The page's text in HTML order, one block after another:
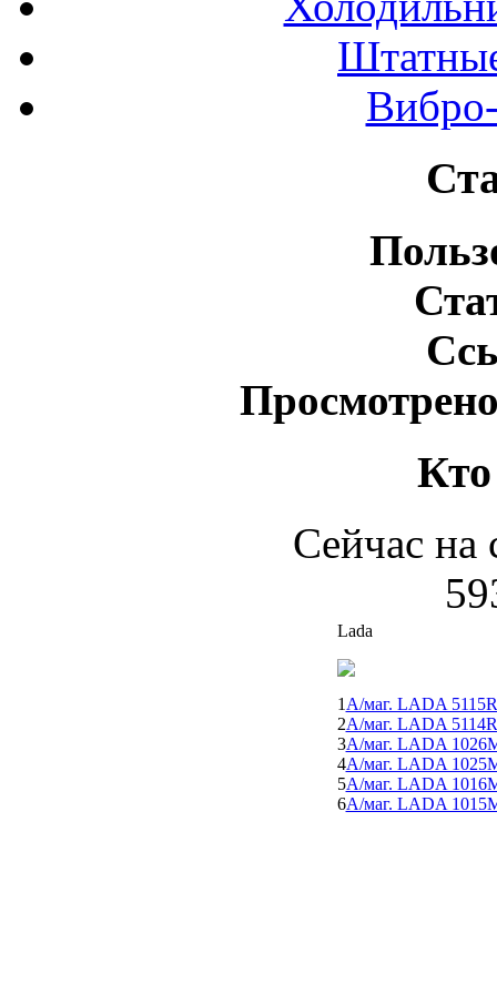
Кто
Сейчас на
Lada
1 А/маг. LADA
2А/маг. LADA
3А/маг. LADA
4А/маг. LADA
5А/маг. LADA
6А/маг. LADA